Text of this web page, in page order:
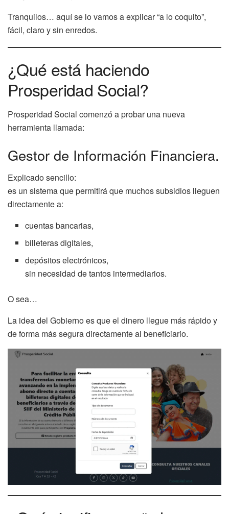
Tranquilos… aquí se lo vamos a explicar “a lo coquito”,
fácil, claro y sin enredos.
¿Qué está haciendo
Prosperidad Social?
Prosperidad Social comenzó a probar una nueva
herramienta llamada:
Gestor de Información Financiera.
Explicado sencillo:
es un sistema que permitirá que muchos subsidios lleguen
directamente a:
cuentas bancarias,
billeteras digitales,
depósitos electrónicos,
sin necesidad de tantos intermediarios.
O sea…
La idea del Gobierno es que el dinero llegue más rápido y
de forma más segura directamente al beneficiario.